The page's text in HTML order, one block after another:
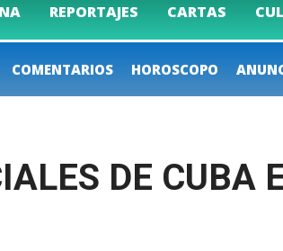
REPORTAJES CARTAS
COMENTARIOS HOROSCOPO
DE CUBA